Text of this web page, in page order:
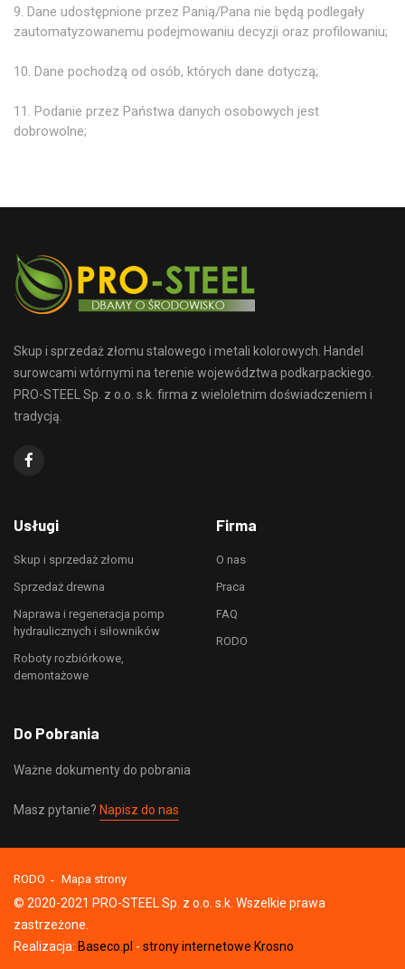
9. Dane udostępnione przez Panią/Pana nie będą podlegały
zautomatyzowanemu podejmowaniu decyzji oraz profilowaniu;
10. Dane pochodzą od osób, których dane dotyczą;
11. Podanie przez Państwa danych osobowych jest
dobrowolne;
Skup i sprzedaż złomu stalowego i metali kolorowych. Handel
surowcami wtórnymi na terenie województwa podkarpackiego.
PRO-STEEL Sp. z o.o. s.k. firma z wieloletnim doświadczeniem i
tradycją.
Usługi
Skup i sprzedaż złomu
Sprzedaż drewna
Naprawa i regeneracja pomp
hydraulicznych i siłowników
Roboty rozbiórkowe,
demontażowe
Firma
O nas
Praca
FAQ
RODO
Do Pobrania
Ważne dokumenty do pobrania
Masz pytanie? Napisz do nas
RODO Mapa strony
© 2020-2021 PRO-STEEL Sp. z o.o. s.k. Wszelkie prawa
zastrzeżone.
Realizacja: Baseco.pl - strony internetowe Krosno